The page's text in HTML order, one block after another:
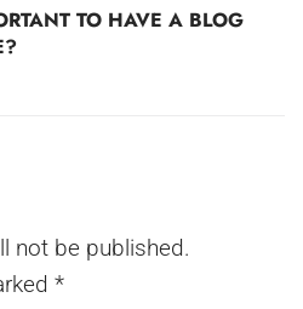
TO HAVE A BLOG
not be published.
*